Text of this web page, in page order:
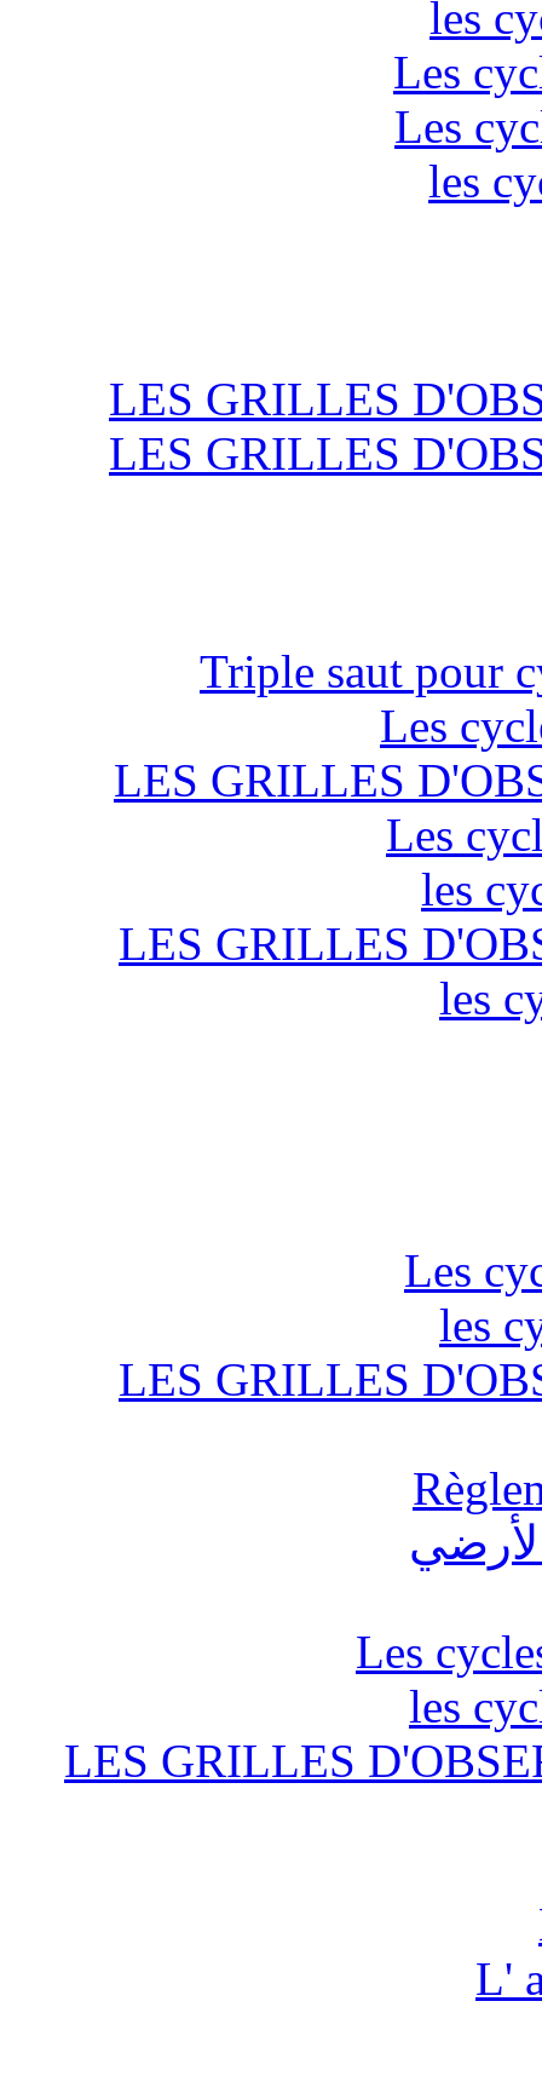
les
Les
Les
les
LES GRILLES
LES GRILLES
Triple saut pour
Les
LES GRILLES
Les
les
LES GRILLES
les
Les
les
LES GRILLES
Les
les
LES GRILLES
L'